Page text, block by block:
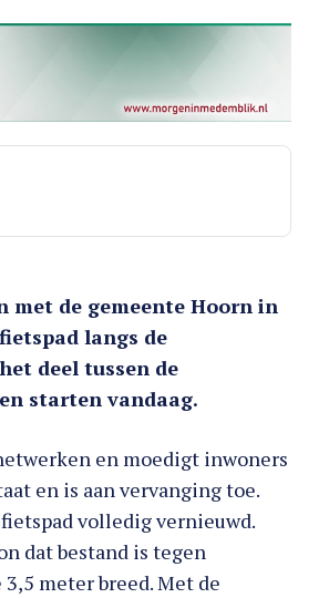
met de gemeente Hoorn in
langs de
deel tussen de
starten vandaag.
en moedigt inwoners
en is aan vervanging toe.
volledig vernieuwd.
dat bestand is tegen
meter breed. Met de